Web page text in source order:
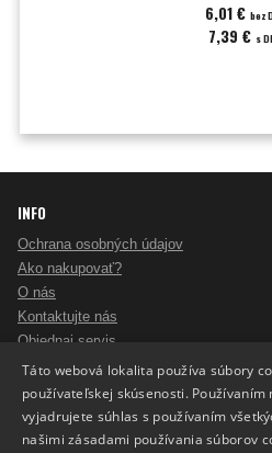
6,01 € bez
7,39 € s
INFO
Ochrana osobných údajov
Ako nakupovať?
O nás
Kontaktujte nás
Objednaj servis
Pošlite mi ponuku
Ako vybrať skartovač?
Nezáväzný dopyt na reklamné
Potlač reklamných predmetov
Táto webová lokalita používa súbory
používateľskej skúsenosti.
vyjadrujete súhlas s používaním
našimi zásadami používania súborov